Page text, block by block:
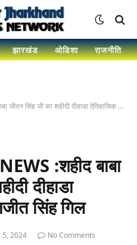
झारखंड ओडिशा राजनीति
जी का शहीदी दीहाडा ऐतिहासिक होगा -मनजीत सिंह गिल
:शहीद बाबा
दीहाडा
सिंह गिल
5, 2024
No Comments